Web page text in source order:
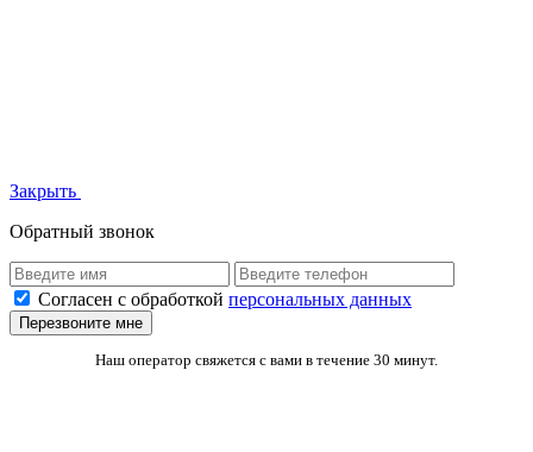
Закрыть
Обратный звонок
Согласен с обработкой персональных данных
Перезвоните мне
Наш оператор свяжется с вами в течение 30 минут.